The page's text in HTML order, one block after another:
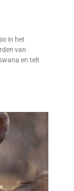
in het
van
en telt